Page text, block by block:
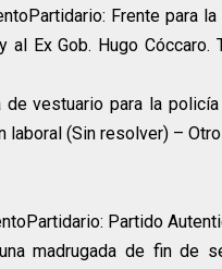
Frente para
Ex Gob. Hugo
de vestuario para la
(Sin resolver) –
Partido
madrugada de fin de